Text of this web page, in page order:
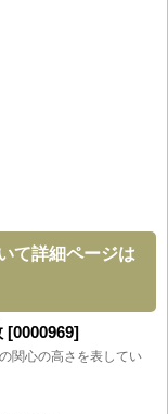
て詳細ページは
[0000969]
関心の高さを表してい